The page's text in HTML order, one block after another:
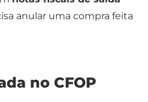
anular uma compra feita
no CFOP